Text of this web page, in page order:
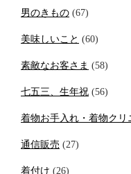
男のきもの (67)
美味しいこと (60)
素敵なお客さま (58)
七五三、生年祝 (56)
着物お手入れ・着物クリ
通信販売 (27)
着付け (26)